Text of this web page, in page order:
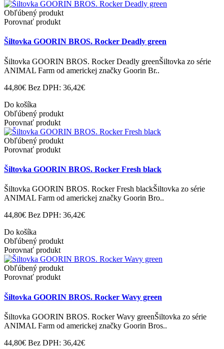
Obľúbený produkt
Porovnať produkt
Šiltovka GOORIN BROS. Rocker Deadly green
Šiltovka GOORIN BROS. Rocker Deadly greenŠiltovka zo série
ANIMAL Farm od americkej značky Goorin Br..
44,80€ Bez DPH: 36,42€
Do košíka
Obľúbený produkt
Porovnať produkt
Obľúbený produkt
Porovnať produkt
Šiltovka GOORIN BROS. Rocker Fresh black
Šiltovka GOORIN BROS. Rocker Fresh blackŠiltovka zo série
ANIMAL Farm od americkej značky Goorin Bro..
44,80€ Bez DPH: 36,42€
Do košíka
Obľúbený produkt
Porovnať produkt
Obľúbený produkt
Porovnať produkt
Šiltovka GOORIN BROS. Rocker Wavy green
Šiltovka GOORIN BROS. Rocker Wavy greenŠiltovka zo série
ANIMAL Farm od americkej značky Goorin Bros..
44,80€ Bez DPH: 36,42€